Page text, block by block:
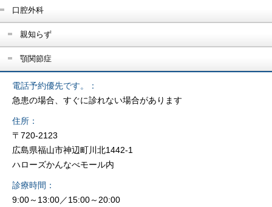
口腔外科
親知らず
顎関節症
電話予約優先です。
急患の場合、すぐに診れない場合があります
住所
〒720-2123
広島県福山市神辺町川北1442-1
ハローズかんなべモール内
診療時間
9:00～13:00／15:00～20:00